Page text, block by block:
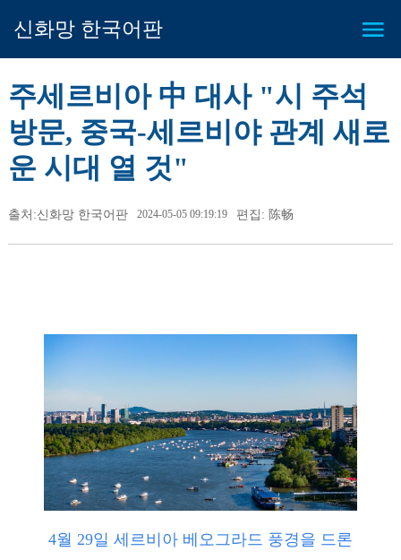
신화망 한국어판
주세르비아 中 대사 "시 주석
방문, 중국-세르비야 관계 새로
운 시대 열 것"
출처:신화망 한국어판 2024-05-05 09:19:19 편집: 陈畅
4월 29일 세르비아 베오그라드 풍경을 드론